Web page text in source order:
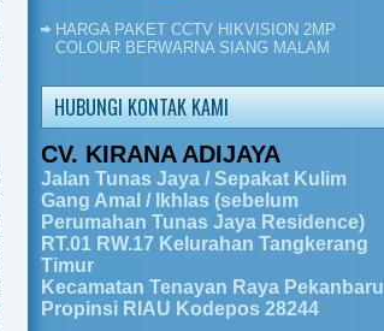
HARGA PAKET CCTV HIKVISION 2MP
COLOUR BERWARNA SIANG MALAM
HUBUNGI KONTAK KAMI
CV. KIRANA ADIJAYA
Jalan Tunas Jaya / Sepakat Kulim
Gang Amal / Ikhlas (sebelum
Perumahan Tunas Jaya Residence)
RT.01 RW.17 Kelurahan Tangkerang
Timur
Kecamatan Tenayan Raya Pekanbaru
Propinsi RIAU Kodepos 28244